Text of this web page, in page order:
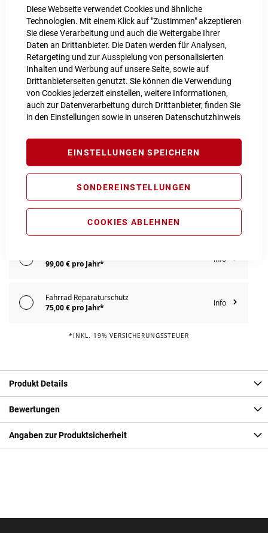
Diese Webseite verwendet Cookies und ähnliche
Technologien. Mit einem Klick auf "Zustimmen" akzeptieren
Sie diese Verarbeitung und auch die Weitergabe Ihrer
Daten an Drittanbieter. Die Daten werden für Analysen,
Retargeting und zur Ausspielung von personalisierten
Inhalten und Werbung auf unsere Seite, sowie auf
Drittanbieterseiten genutzt. Sie können die Verwendung
von Cookies jederzeit einstellen, weitere Informationen,
auch zur Datenverarbeitung durch Drittanbieter, finden Sie
in den Einstellungen sowie in unseren Datenschutzhinweis
EINSTELLUNGEN SPEICHERN
SONDEREINSTELLUNGEN
COOKIES ABLEHNEN
LIEFERZEIT 1 - 2 Werktage
IN DEN WARENKORB
PROBEFAHRT VEREINBAREN
Vergleichsliste: hinzufügen |ansehen
Extra Schutz? Jetzt Tarife entdecken!
99,00 € pro Jahr*
Info
Fahrrad Reparaturschutz
75,00 € pro Jahr*
Info
*INKL. 19% VERSICHERUNGSSTEUER
Produkt Details
Bewertungen
Angaben zur Produktsicherheit